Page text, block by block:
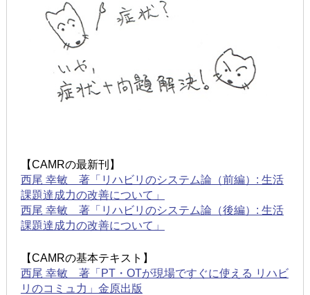
【CAMRの最新刊】
西尾 幸敏 著「リハビリのシステム論（前編）: 生活
課題達成力の改善について」
西尾 幸敏 著「リハビリのシステム論（後編）: 生活
課題達成力の改善について」
【CAMRの基本テキスト】
西尾 幸敏 著「PT・OTが現場ですぐに使える リハビ
リのコミュ力」金原出版